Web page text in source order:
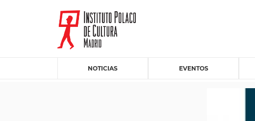
NOTICIAS EVENTOS